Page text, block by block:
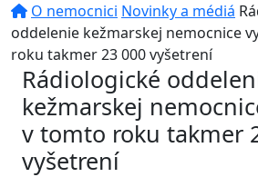
O nemocnici Novinky a médiá
oddelenie kežmarskej nemocnice
roku takmer 23 000 vyšetrení
Rádiologické
kežmarskej
v tomto roku takmer
vyšetrení